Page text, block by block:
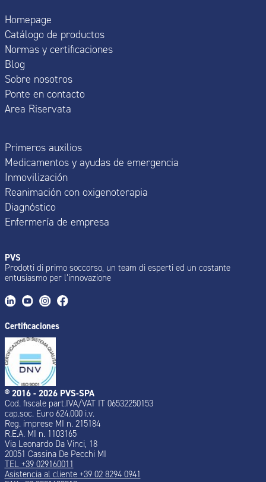
Homepage
Catálogo de productos
Normas y certificaciones
Blog
Sobre nosotros
Ponte en contacto
Area Riservata
Primeros auxilios
Medicamentos y ayudas de emergencia
Inmovilización
Reanimación con oxigenoterapia
Diagnóstico
Enfermería de empresa
PVS
Prodotti di primo soccorso, un team di esperti ed un costante
entusiasmo per l’innovazione
Certificaciones
® 2016 - 2026 PVS-SPA
Cod. fiscale part.IVA/VAT IT 06532250153
cap.soc. Euro 624.000 i.v.
Reg. imprese MI n. 215184
R.E.A. MI n. 1103165
Via Leonardo Da Vinci, 18
20051 Cassina De Pecchi MI
TEL +39 029160011
Asistencia al cliente +39 02 8294 0941